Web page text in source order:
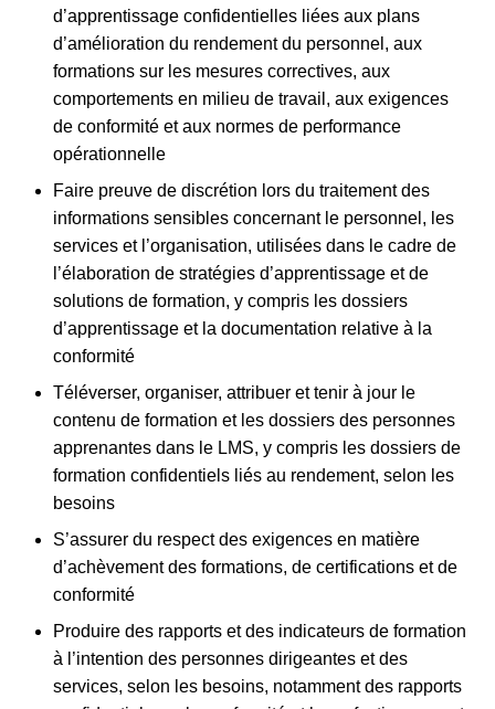
d’apprentissage confidentielles liées aux plans
d’amélioration du rendement du personnel, aux
formations sur les mesures correctives, aux
comportements en milieu de travail, aux exigences
de conformité et aux normes de performance
opérationnelle
Faire preuve de discrétion lors du traitement des
informations sensibles concernant le personnel, les
services et l’organisation, utilisées dans le cadre de
l’élaboration de stratégies d’apprentissage et de
solutions de formation, y compris les dossiers
d’apprentissage et la documentation relative à la
conformité
Téléverser, organiser, attribuer et tenir à jour le
contenu de formation et les dossiers des personnes
apprenantes dans le LMS, y compris les dossiers de
formation confidentiels liés au rendement, selon les
besoins
S’assurer du respect des exigences en matière
d’achèvement des formations, de certifications et de
conformité
Produire des rapports et des indicateurs de formation
à l’intention des personnes dirigeantes et des
services, selon les besoins, notamment des rapports